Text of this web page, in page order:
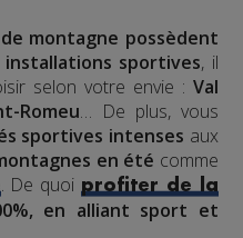
montagne possèdent
sportives, il
selon votre envie : Val
Romeu… De plus, vous
sportives intenses aux
en été comme
. De quoiprofiter de la
en alliant sport et